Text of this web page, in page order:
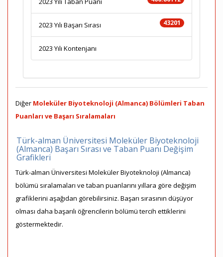
43201
2023 Yılı Başarı Sırası
2023 Yılı Kontenjanı
Diğer Moleküler Biyoteknoloji (Almanca) Bölümleri Taban
Puanları ve Başarı Sıralamaları
Türk-alman Üniversitesi Moleküler Biyoteknoloji
(Almanca) Başarı Sırası ve Taban Puanı Değişim
Grafikleri
Türk-alman Üniversitesi Moleküler Biyoteknoloji (Almanca)
bölümü sıralamaları ve taban puanlarını yıllara göre değişim
grafiklerini aşağıdan görebilirsiniz. Başarı sırasının düşüyor
olması daha başarılı öğrencilerin bölümü tercih ettiklerini
göstermektedir.